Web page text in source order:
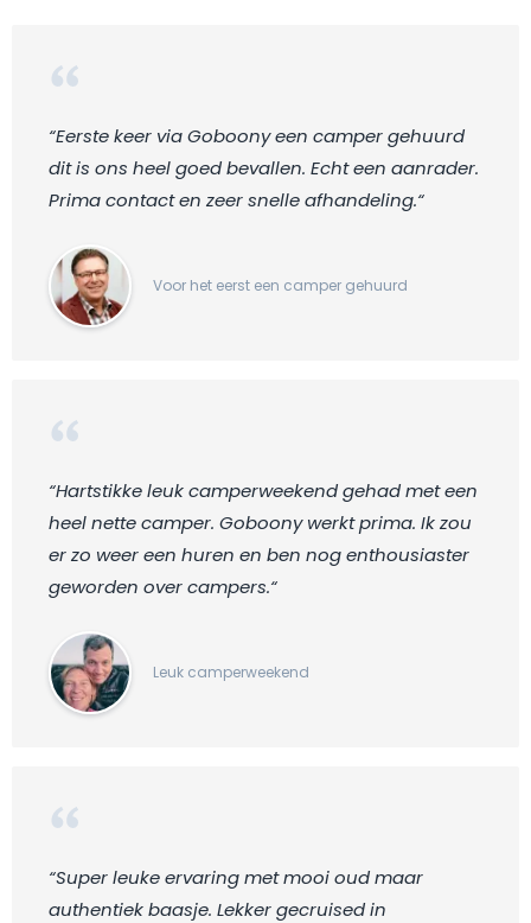
“Eerste keer via Goboony een camper gehuurd
dit is ons heel goed bevallen. Echt een aanrader.
Prima contact en zeer snelle afhandeling.“
Voor het eerst een camper gehuurd
“Hartstikke leuk camperweekend gehad met een
heel nette camper. Goboony werkt prima. Ik zou
er zo weer een huren en ben nog enthousiaster
geworden over campers.“
Leuk camperweekend
“Super leuke ervaring met mooi oud maar
authentiek baasje. Lekker gecruised in